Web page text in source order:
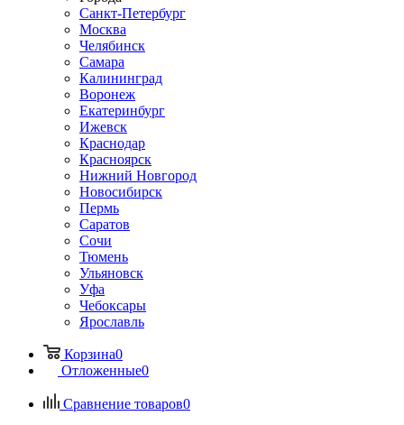
Санкт-Петербург
Москва
Челябинск
Самара
Калининград
Воронеж
Екатеринбург
Ижевск
Краснодар
Красноярск
Нижний Новгород
Новосибирск
Пермь
Саратов
Сочи
Тюмень
Ульяновск
Уфа
Чебоксары
Ярославль
Корзина0
Отложенные0
Сравнение товаров0